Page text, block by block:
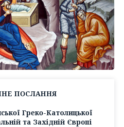
ПОСЛАННЯ
Греко-Католицької
та Західній Європі